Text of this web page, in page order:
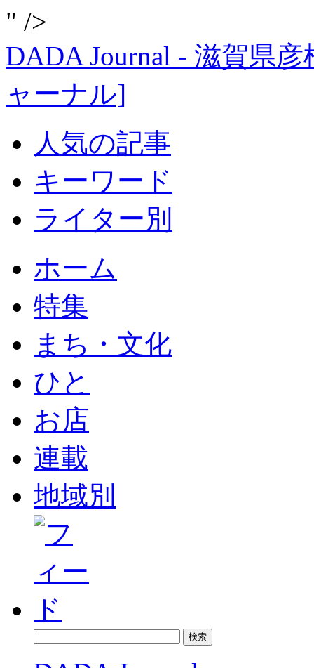
" />
DADA Journal - 滋賀県
ャーナル]
人気の記事
キーワード
ライター別
ホーム
特集
まち・文化
ひと
お店
連載
地域別